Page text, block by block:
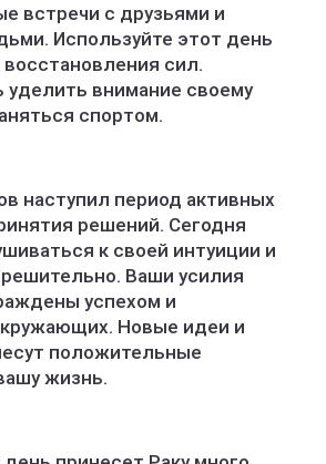
встречи с друзьями и
Используйте этот день
сил.
уделить внимание своему
спортом.
наступил период активных
решений. Сегодня
к своей интуиции и
Ваши усилия
успехом и
Новые идеи и
положительные
жизнь.